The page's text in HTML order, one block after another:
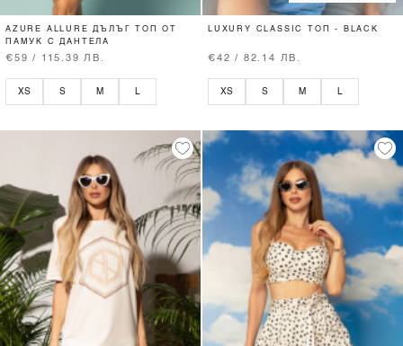
AZURE ALLURE ДЪЛЪГ ТОП ОТ
ПАМУК С ДАНТЕЛА
€59 / 115.39 ЛВ.
XS S M L
LUXURY CLASSIC ТОП - BLACK
€42 / 82.14 ЛВ.
XS S M L